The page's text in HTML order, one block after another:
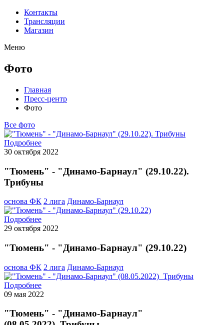
Контакты
Трансляции
Магазин
Меню
Фото
Главная
Пресс-центр
Фото
Все фото
Подробнее
30 октября 2022
"Тюмень" - "Динамо-Барнаул" (29.10.22).
Трибуны
основа ФК 2 лига Динамо-Барнаул
Подробнее
29 октября 2022
"Тюмень" - "Динамо-Барнаул" (29.10.22)
основа ФК 2 лига Динамо-Барнаул
Подробнее
09 мая 2022
"Тюмень" - "Динамо-Барнаул"